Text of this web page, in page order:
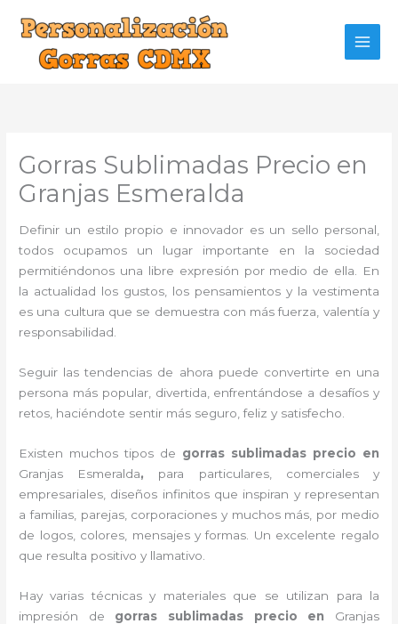
contenido
Gorras Sublimadas Precio en
Granjas Esmeralda
Definir un estilo propio e innovador es un sello personal,
todos ocupamos un lugar importante en la sociedad
permitiéndonos una libre expresión por medio de ella. En
la actualidad los gustos, los pensamientos y la vestimenta
es una cultura que se demuestra con más fuerza, valentía y
responsabilidad.
Seguir las tendencias de ahora puede convertirte en una
persona más popular, divertida, enfrentándose a desafíos y
retos, haciéndote sentir más seguro, feliz y satisfecho.
Existen muchos tipos de gorras sublimadas precio en
Granjas Esmeralda, para particulares, comerciales y
empresariales, diseños infinitos que inspiran y representan
a familias, parejas, corporaciones y muchos más, por medio
de logos, colores, mensajes y formas. Un excelente regalo
que resulta positivo y llamativo.
Hay varias técnicas y materiales que se utilizan para la
impresión de gorras sublimadas precio en Granjas